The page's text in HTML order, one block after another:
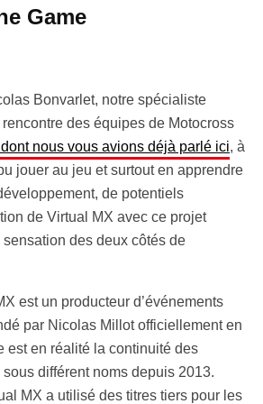
Game
Bonvarlet, notre spécialiste
des équipes de Motocross
nous vous avions déjà parlé ici, à
jouer au jeu et surtout en apprendre
de potentiels
de Virtual MX avec ce projet
des deux côtés de
est un producteur d’événements
par Nicolas Millot officiellement en
est en réalité la continuité des
différent noms depuis 2013.
MX a utilisé des titres tiers pour les